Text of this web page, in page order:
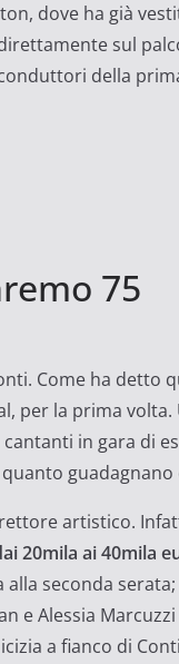
dove ha già
sul
della
75
Come ha detto
per la prima
in gara di
artistico.
20mila ai 40mila
seconda
e Alessia
a fianco di